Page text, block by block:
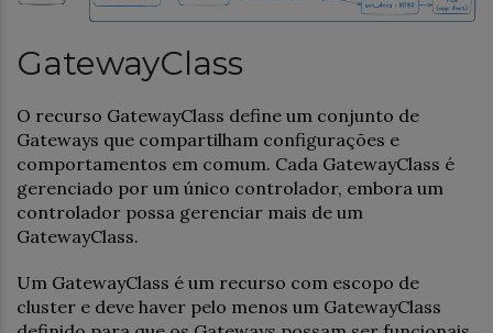
GatewayClass
O recurso GatewayClass define um conjunto de
Gateways que compartilham configurações e
comportamentos em comum. Cada GatewayClass é
gerenciado por um único controlador, embora um
controlador possa gerenciar mais de um
GatewayClass.
Um GatewayClass é um recurso com escopo de
cluster e deve haver pelo menos um GatewayClass